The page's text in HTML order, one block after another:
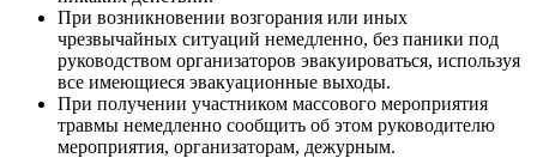
При возникновении возгорания или иных
чрезвычайных ситуаций немедленно, без паники под
руководством организаторов эвакуироваться, используя
все имеющиеся эвакуационные выходы.
При получении участником массового мероприятия
травмы немедленно сообщить об этом руководителю
мероприятия, организаторам, дежурным.